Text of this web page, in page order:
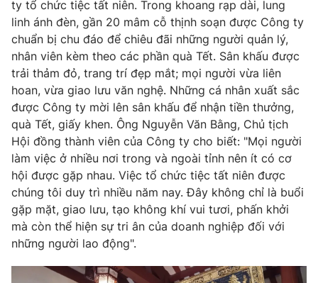
ty tổ chức tiệc tất niên. Trong khoang rạp dài, lung
linh ánh đèn, gần 20 mâm cỗ thịnh soạn được Công ty
chuẩn bị chu đáo để chiêu đãi những người quản lý,
nhân viên kèm theo các phần quà Tết. Sân khấu được
trải thảm đỏ, trang trí đẹp mắt; mọi người vừa liên
hoan, vừa giao lưu văn nghệ. Những cá nhân xuất sắc
được Công ty mời lên sân khấu để nhận tiền thưởng,
quà Tết, giấy khen. Ông Nguyễn Văn Bằng, Chủ tịch
Hội đồng thành viên của Công ty cho biết: "Mọi người
làm việc ở nhiều nơi trong và ngoài tỉnh nên ít có cơ
hội được gặp nhau. Việc tổ chức tiệc tất niên được
chúng tôi duy trì nhiều năm nay. Đây không chỉ là buổi
gặp mặt, giao lưu, tạo không khí vui tươi, phấn khởi
mà còn thể hiện sự tri ân của doanh nghiệp đối với
những người lao động".